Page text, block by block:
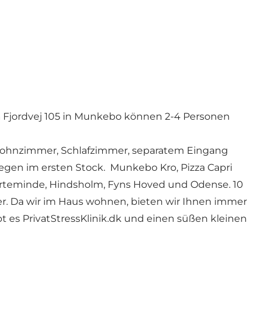
105 in Munkebo können 2-4 Personen
Schlafzimmer, separatem Eingang
im ersten Stock. Munkebo Kro, Pizza Capri
Hindsholm, Fyns Hoved und Odense. 10
Da wir im Haus wohnen, bieten wir Ihnen immer
es PrivatStressKlinik.dk und einen süßen kleinen